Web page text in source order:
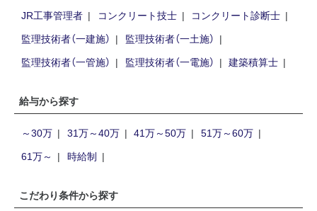
JR工事管理者
コンクリート技士
コンクリート診断士
監理技術者（一建施）
監理技術者（一土施）
監理技術者（一管施）
監理技術者（一電施） 建築積算士
給与から探す
～30万 31万～40万 41万～50万
51万～60万
61万～
時給制
こだわり条件から探す